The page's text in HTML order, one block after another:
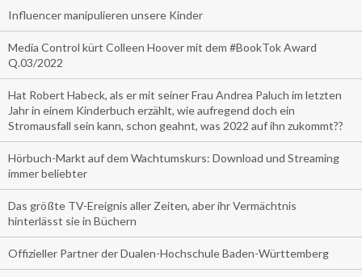
Influencer manipulieren unsere Kinder
Media Control kürt Colleen Hoover mit dem #BookTok Award
Q.03/2022
Hat Robert Habeck, als er mit seiner Frau Andrea Paluch im letzten
Jahr in einem Kinderbuch erzählt, wie aufregend doch ein
Stromausfall sein kann, schon geahnt, was 2022 auf ihn zukommt??
Hörbuch-Markt auf dem Wachtumskurs: Download und Streaming
immer beliebter
Das größte TV-Ereignis aller Zeiten, aber ihr Vermächtnis
hinterlässt sie in Büchern
Offizieller Partner der Dualen-Hochschule Baden-Württemberg